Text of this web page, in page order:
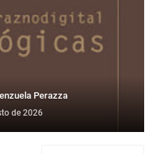
Perazza
de 2026